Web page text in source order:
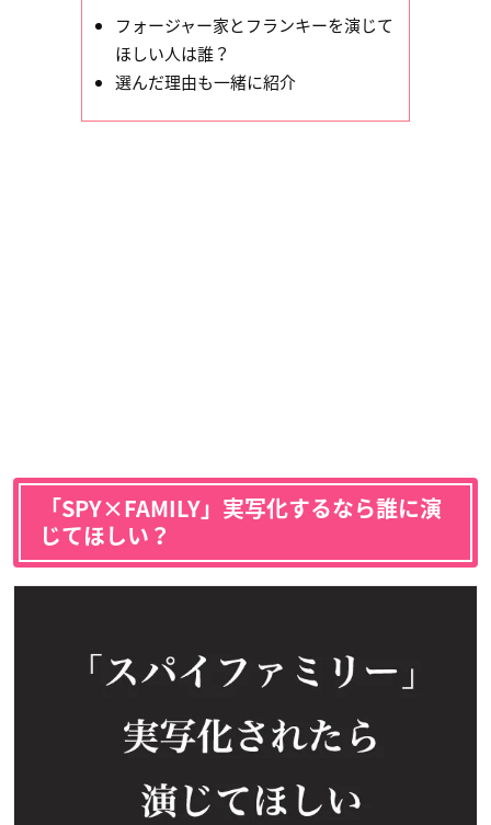
フォージャー家とフランキーを演じて
ほしい人は誰？
選んだ理由も一緒に紹介
「SPY×FAMILY」実写化するなら誰に演
じてほしい？